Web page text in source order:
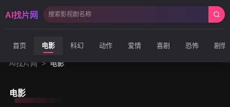
AI找片网
首页 电影 科幻 动作 爱情 喜剧 恐怖 剧情
AI找片网 > 电影
电影